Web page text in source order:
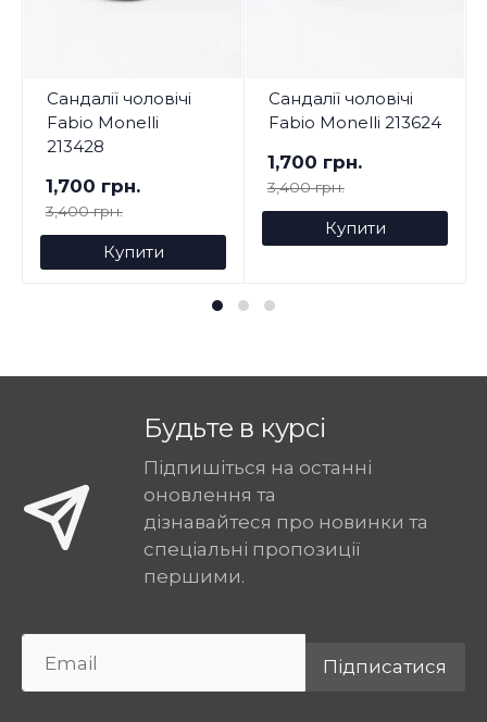
Сандалії чоловічі
Fabio Monelli
213428
1,700 грн.
3,400 грн.
Купити
Сандалії чоловічі
Fabio Monelli 213624
1,700 грн.
3,400 грн.
Купити
Будьте в курсі
Підпишіться на останні
оновлення та
дізнавайтеся про новинки та
спеціальні пропозиції
першими.
Підписатися